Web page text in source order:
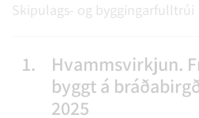
Skipulags- og byggingarfulltrúi
1.
Hvammsvirkjun.
byggt á
2025